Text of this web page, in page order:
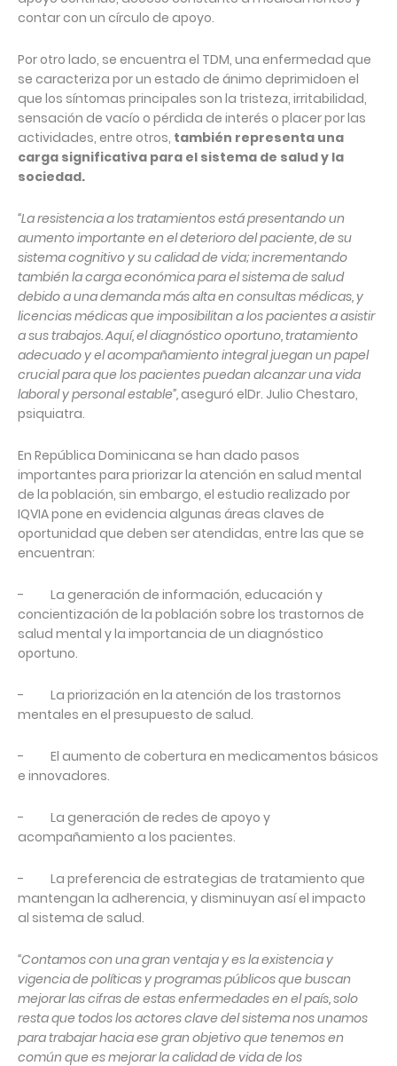
contar con un círculo de apoyo.
Por otro lado, se encuentra el TDM, una enfermedad que
se caracteriza por un estado de ánimo deprimidoen el
que los síntomas principales son la tristeza, irritabilidad,
sensación de vacío o pérdida de interés o placer por las
actividades, entre otros, también representa una
carga significativa para el sistema de salud y la
sociedad.
“La resistencia a los tratamientos está presentando un
aumento importante en el deterioro del paciente, de su
sistema cognitivo y su calidad de vida; incrementando
también la carga económica para el sistema de salud
debido a una demanda más alta en consultas médicas, y
licencias médicas que imposibilitan a los pacientes a asistir
a sus trabajos. Aquí, el diagnóstico oportuno, tratamiento
adecuado y el acompañamiento integral juegan un papel
crucial para que los pacientes puedan alcanzar una vida
laboral y personal estable”,aseguró elDr. Julio Chestaro,
psiquiatra.
En República Dominicana se han dado pasos
importantes para priorizar la atención en salud mental
de la población, sin embargo, el estudio realizado por
IQVIA pone en evidencia algunas áreas claves de
oportunidad que deben ser atendidas, entre las que se
encuentran:
- La generación de información, educación y
concientización de la población sobre los trastornos de
salud mental y la importancia de un diagnóstico
oportuno.
- La priorización en la atención de los trastornos
mentales en el presupuesto de salud.
- El aumento de cobertura en medicamentos básicos
e innovadores.
- La generación de redes de apoyo y
acompañamiento a los pacientes.
- La preferencia de estrategias de tratamiento que
mantengan la adherencia, y disminuyan así el impacto
al sistema de salud.
“Contamos con una gran ventaja y es la existencia y
vigencia de políticas y programas públicos que buscan
mejorar las cifras de estas enfermedades en el país, solo
resta que todos los actores clave del sistema nos unamos
para trabajar hacia ese gran objetivo que tenemos en
común que es mejorar la calidad de vida de los